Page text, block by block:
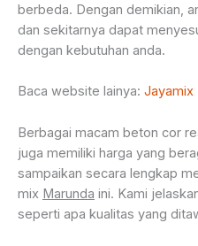
berbeda. Dengan demikian,
dan sekitarnya dapat
dengan kebutuhan anda.
Baca website lainya: Jayamix
Berbagai macam beton cor
juga memiliki harga yang
sampaikan secara lengkap
mix Marunda ini. Kami
seperti apa kualitas yang